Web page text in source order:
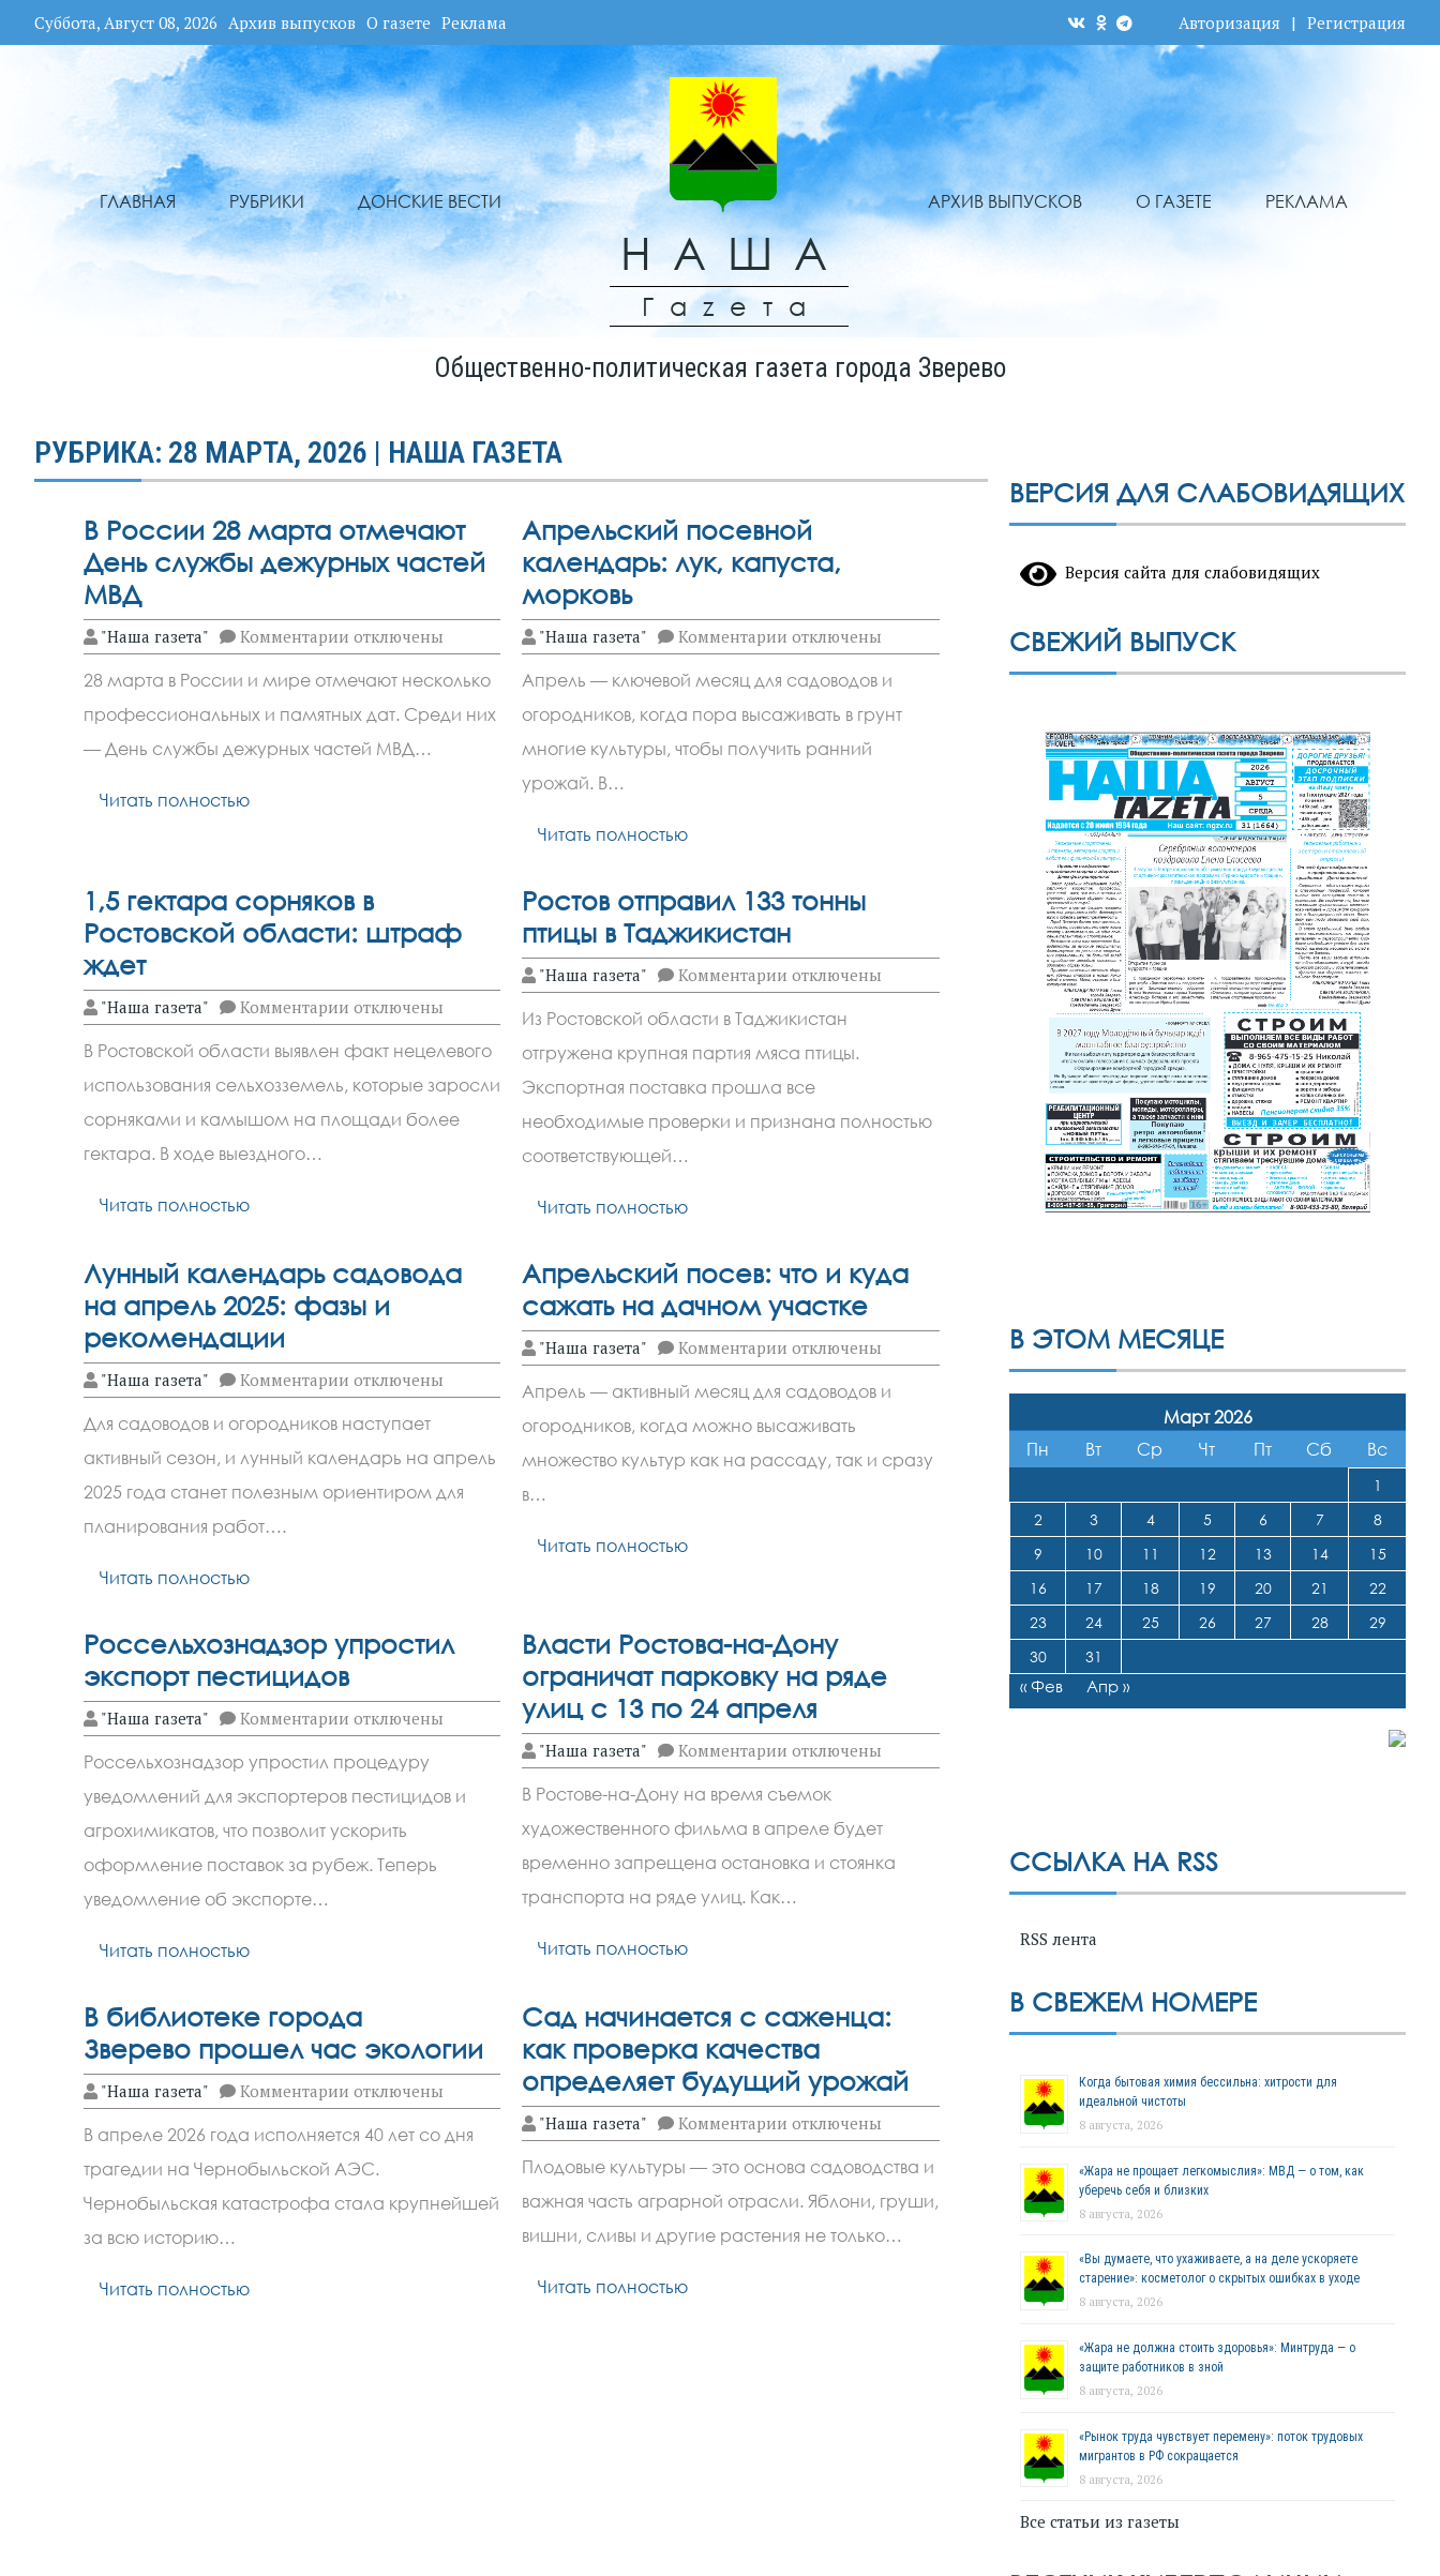
Суббота, Август 08, 2026 Архив выпусков О газете Реклама Авторизация | Регистрация
ГЛАВНАЯ РУБРИКИ ДОНСКИЕ ВЕСТИ
НАША
Гаzета
АРХИВ ВЫПУСКОВ О ГАЗЕТЕ РЕКЛАМА
Общественно-политическая газета города Зверево
РУБРИКА: 28 МАРТА, 2026 | НАША ГАЗЕТА
В России 28 марта отмечают
День службы дежурных частей
МВД
"Наша газета" Комментариик
записи
России
28
марта
отмечают
День
отключены
28 марта в России и мире отмечают несколько
профессиональных и памятных дат. Среди них
— День службы дежурных частей МВД…
Читать полностью
Апрельский посевной
календарь: лук, капуста,
морковь
"Наша газета" Комментарии к
записи
посевной
календарь:
лук,
капуста,
морковь
отключены
Апрель — ключевой месяц для садоводов и
огородников, когда пора высаживать в грунт
многие культуры, чтобы получить ранний
урожай. В…
Читать полностью
1,5 гектара сорняков в
Ростовской области: штраф
ждет
"Наша газета" Комментариик
записи
1,5
гектара
сорняков
в
Ростовской
области:
отключены
В Ростовской области выявлен факт нецелевого
использования сельхозземель, которые заросли
сорняками и камышом на площади более
гектара. В ходе выездного…
Читать полностью
Ростов отправил 133 тонны
птицы в Таджикистан
"Наша газета" Комментарии к
записи
отправил
133
тонны
птицы
в
Таджикистан
отключены
Из Ростовской области в Таджикистан
отгружена крупная партия мяса птицы.
Экспортная поставка прошла все
необходимые проверки и признана полностью
соответствующей…
Читать полностью
Лунный календарь садовода
на апрель 2025: фазы и
рекомендации
"Наша газета" Комментариик
записи
календарь
садовода
на
апрель
2025:
отключены
Для садоводов и огородников наступает
активный сезон, и лунный календарь на апрель
2025 года станет полезным ориентиром для
планирования работ….
Читать полностью
Апрельский посев: что и куда
сажать на дачном участке
"Наша газета" Комментарии к
записи
посев:
что
и
куда
сажать
отключены
Апрель — активный месяц для садоводов и
огородников, когда можно высаживать
множество культур как на рассаду, так и сразу
в…
Читать полностью
Россельхознадзор упростил
экспорт пестицидов
"Наша газета" Комментариик
записи
упростил
экспорт
пестицидов
отключены
Россельхознадзор упростил процедуру
уведомлений для экспортеров пестицидов и
агрохимикатов, что позволит ускорить
оформление поставок за рубеж. Теперь
уведомление об экспорте…
Читать полностью
Власти Ростова-на-Дону
ограничат парковку на ряде
улиц с 13 по 24 апреля
"Наша газета" Комментарии к
записи
Ростова-
на-
Дону
ограничат
парковку
апреля
отключены
В Ростове-на-Дону на время съемок
художественного фильма в апреле будет
временно запрещена остановка и стоянка
транспорта на ряде улиц. Как…
Читать полностью
В библиотеке города
Зверево прошел час экологии
"Наша газета" Комментариик
записи
библиотеке
города
Зверево прошел час
экологии
отключены
В апреле 2026 года исполняется 40 лет со дня
трагедии на Чернобыльской АЭС.
Чернобыльская катастрофа стала крупнейшей
за всю историю…
Читать полностью
Сад начинается с саженца:
как проверка качества
определяет будущий урожай
"Наша газета" Комментарии к
записи
начинается
с
саженца:
как
проверка
отключены
Плодовые культуры — это основа садоводства и
важная часть аграрной отрасли. Яблони, груши,
вишни, сливы и другие растения не только…
Читать полностью
ВЕРСИЯ ДЛЯ СЛАБОВИДЯЩИХ
Версия сайта для слабовидящих
СВЕЖИЙ ВЫПУСК
В ЭТОМ МЕСЯЦЕ
Март 2026
Пн
Вт Ср Чт Пт Сб Вс
1
2
3 4 5 6 7
8
9
10 11 12 13 14
15
16
17 18 19 20 21
22
23
24 25 26 27 28
29
30
31
« Фев Апр »
ССЫЛКА НА RSS
RSS лента
В СВЕЖЕМ НОМЕРЕ
Когда бытовая химия бессильна: хитрости для
идеальной чистоты
8 августа, 2026
«Жара не прощает легкомыслия»: МВД — о том, как
уберечь себя и близких
8 августа, 2026
«Вы думаете, что ухаживаете, а на деле ускоряете
старение»: косметолог о скрытых ошибках в уходе
8 августа, 2026
«Жара не должна стоить здоровья»: Минтруда — о
защите работников в зной
8 августа, 2026
«Рынок труда чувствует перемену»: поток трудовых
мигрантов в РФ сокращается
8 августа, 2026
Все статьи из газеты